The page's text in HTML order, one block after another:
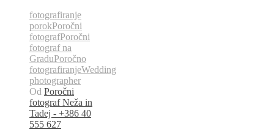
fotografiranje
porokPoročni
fotografPoročni
fotograf na
GraduPoročno
fotografiranjeWedding
photographer
Od Poročni
fotograf Neža in
Tadej - +386 40
555 627